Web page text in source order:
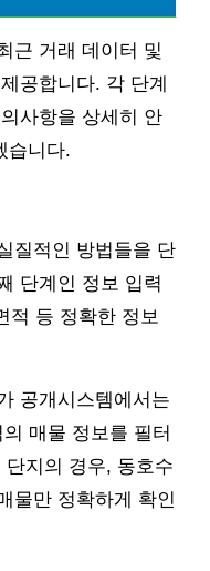
근 거래 데이터 및
공합니다. 각 단계
사항을 상세히 안
습니다.
질적인 방법들을 단
단계인 정보 입력
적 등 정확한 정보
공개시스템에서는
매물 정보를 필터
지의 경우, 동호수
물만 정확하게 확인